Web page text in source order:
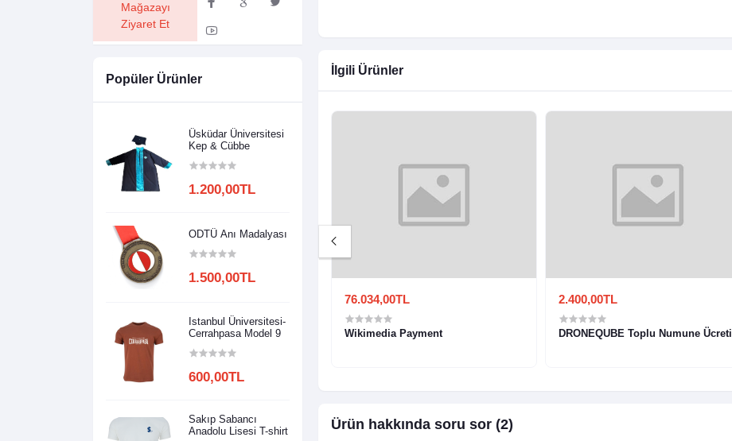
Mağazayı
Ziyaret Et
Popüler Ürünler
Üsküdar Üniversitesi
Kep & Cübbe
1.200,00TL
ODTÜ Anı Madalyası
1.500,00TL
Istanbul Üniversitesi-
Cerrahpasa Model 9
600,00TL
Sakıp Sabancı
Anadolu Lisesi T-shirt
İlgili Ürünler
B Harfi Nakışlı Şapka
76.034,00TL
Wikimedia Payment
2.400,00TL
DRONEQUBE Toplu Numune Ücreti
Ürün hakkında soru sor (2)